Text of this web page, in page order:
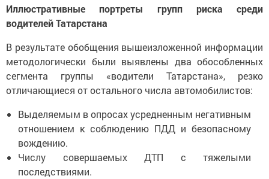
Иллюстративные портреты групп риска среди
водителей Татарстана
В результате обобщения вышеизложенной информации
методологически были выявлены два обособленных
сегмента группы «водители Татарстана», резко
отличающиеся от остального числа автомобилистов:
Выделяемым в опросах усредненным негативным
отношением к соблюдению ПДД и безопасному
вождению.
Числу совершаемых ДТП с тяжелыми
последствиями.